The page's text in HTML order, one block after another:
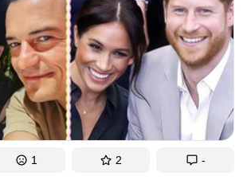
1 2 -